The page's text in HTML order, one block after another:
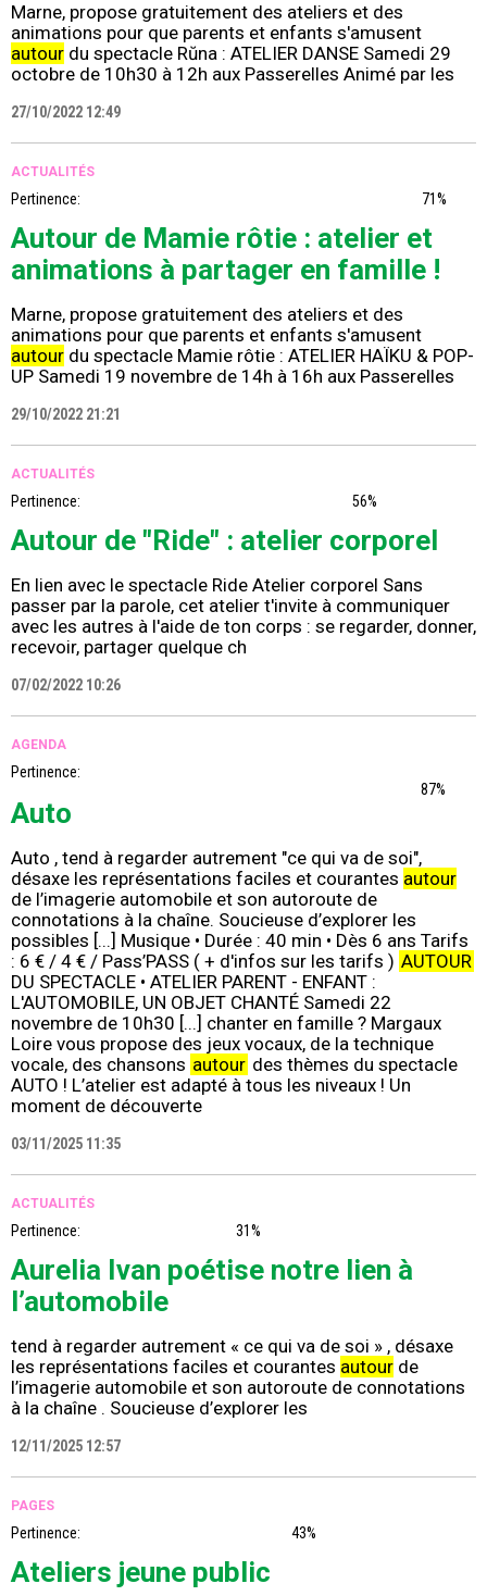
Marne, propose gratuitement des ateliers et des
animations pour que parents et enfants s'amusent
autour du spectacle Rŭna : ATELIER DANSE Samedi 29
octobre de 10h30 à 12h aux Passerelles Animé par les
27/10/2022 12:49
ACTUALITÉS
Pertinence: 71%
Autour de Mamie rôtie : atelier et
animations à partager en famille !
Marne, propose gratuitement des ateliers et des
animations pour que parents et enfants s'amusent
autour du spectacle Mamie rôtie : ATELIER HAÏKU & POP-
UP Samedi 19 novembre de 14h à 16h aux Passerelles
29/10/2022 21:21
ACTUALITÉS
Pertinence: 56%
Autour de "Ride" : atelier corporel
En lien avec le spectacle Ride Atelier corporel Sans
passer par la parole, cet atelier t'invite à communiquer
avec les autres à l'aide de ton corps : se regarder, donner,
recevoir, partager quelque ch
07/02/2022 10:26
AGENDA
Pertinence:
87%
Auto
Auto , tend à regarder autrement "ce qui va de soi",
désaxe les représentations faciles et courantes autour
de l’imagerie automobile et son autoroute de
connotations à la chaîne. Soucieuse d’explorer les
possibles [...] Musique • Durée : 40 min • Dès 6 ans Tarifs
: 6 € / 4 € / Pass’PASS ( + d'infos sur les tarifs ) AUTOUR
DU SPECTACLE • ATELIER PARENT - ENFANT :
L'AUTOMOBILE, UN OBJET CHANTÉ Samedi 22
novembre de 10h30 [...] chanter en famille ? Margaux
Loire vous propose des jeux vocaux, de la technique
vocale, des chansons autour des thèmes du spectacle
AUTO ! L’atelier est adapté à tous les niveaux ! Un
moment de découverte
03/11/2025 11:35
ACTUALITÉS
Pertinence: 31%
Aurelia Ivan poétise notre lien à
l’automobile
tend à regarder autrement « ce qui va de soi » , désaxe
les représentations faciles et courantes autour de
l’imagerie automobile et son autoroute de connotations
à la chaîne . Soucieuse d’explorer les
12/11/2025 12:57
PAGES
Pertinence: 43%
Ateliers jeune public